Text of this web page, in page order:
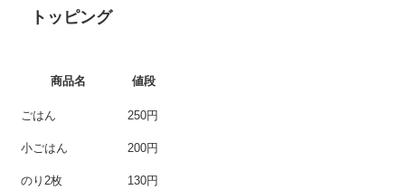
トッピング
商品名 値段
ごはん 250円
小ごはん 200円
のり2枚 130円